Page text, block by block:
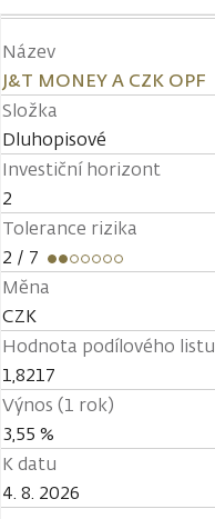
Název
J&T MONEY A CZK OPF
Složka
Dluhopisové
Investiční horizont
2
Tolerance rizika
2 / 7
Měna
CZK
Hodnota podílového listu
1,8217
Výnos (1 rok)
3,55 %
K datu
4. 8. 2026